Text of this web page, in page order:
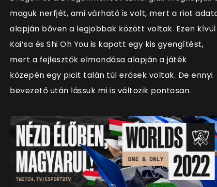
maguk nerfjét, ami várható is volt, mert a riot
alapján bőven a legjobbak között voltak. Ezen kívül
Kai’sa és Shi Oh You is kapott egy kis gyengítést,
mert a fejlesztők elmondása alapján a játék
közepén egy picit talán túl erősek voltak. De ennyi
bevezető után lássuk mi is változik pontosan.